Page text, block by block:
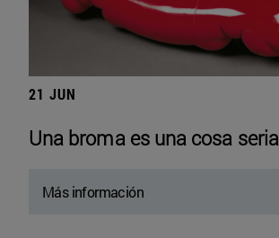
21 JUN
Una broma es una cosa seria
Más información